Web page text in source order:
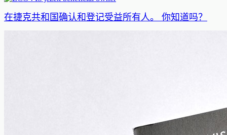
在捷克共和国确认和登记受益所有人。 你知道吗？